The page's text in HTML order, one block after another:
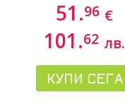
51.96 €
101.62 лв.
КУПИ СЕГА